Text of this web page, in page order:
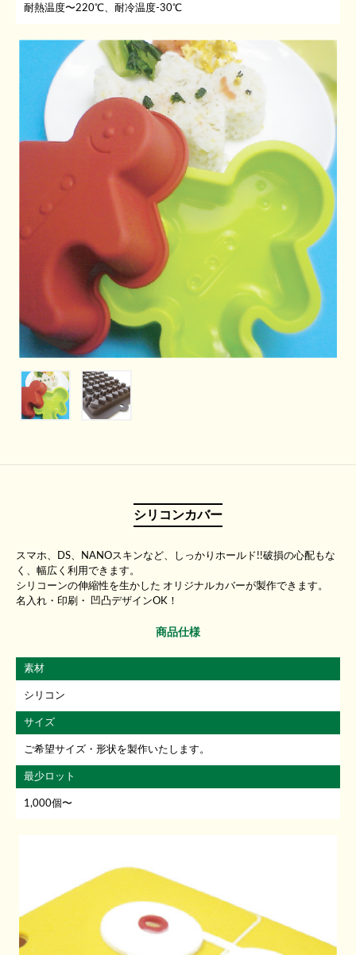
耐熱温度〜220℃、耐冷温度-30℃
シリコンカバー
スマホ、DS、NANOスキンなど、しっかりホールド!!破損の心配もな
く、幅広く利用できます。
シリコーンの伸縮性を生かした オリジナルカバーが製作できます。
名入れ・印刷・ 凹凸デザインOK！
商品仕様
素材
シリコン
サイズ
ご希望サイズ・形状を製作いたします。
最少ロット
1,000個〜